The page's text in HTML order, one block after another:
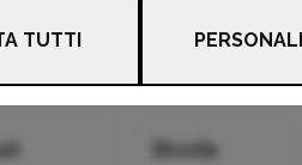
Skoda
TUTTI